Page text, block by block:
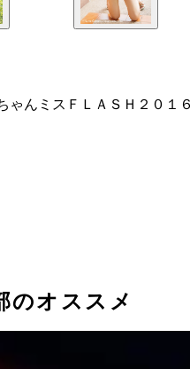
んミスＦＬＡＳＨ２０
のオススメ